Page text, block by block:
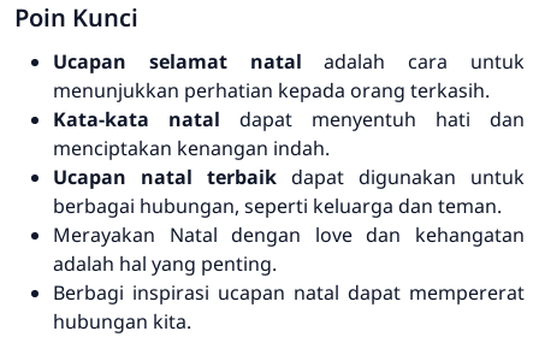
Poin Kunci
Ucapan selamat natal adalah cara untuk
menunjukkan perhatian kepada orang terkasih.
Kata-kata natal dapat menyentuh hati dan
menciptakan kenangan indah.
Ucapan natal terbaik dapat digunakan untuk
berbagai hubungan, seperti keluarga dan teman.
Merayakan Natal dengan love dan kehangatan
adalah hal yang penting.
Berbagi inspirasi ucapan natal dapat mempererat
hubungan kita.